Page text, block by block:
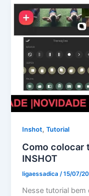
Inshot,Tutorial
Como colocar
INSHOT
ligaessadica/15/07/
Nesse tutorial bem